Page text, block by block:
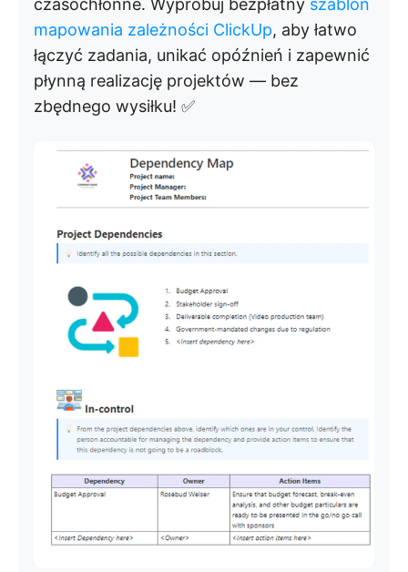
czasochłonne. Wypróbuj bezpłatny szablon
mapowania zależności ClickUp, aby łatwo
łączyć zadania, unikać opóźnień i zapewnić
płynną realizację projektów — bez
zbędnego wysiłku! ✅